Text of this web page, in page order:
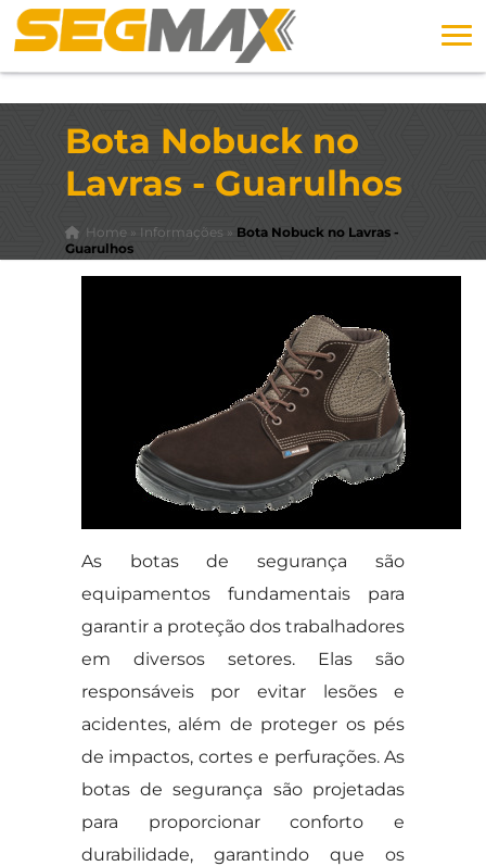
Bota Nobuck no
Lavras - Guarulhos
Home» Informações » Bota Nobuck no Lavras -
Guarulhos
As botas de segurança são
equipamentos fundamentais para
garantir a proteção dos trabalhadores
em diversos setores. Elas são
responsáveis por evitar lesões e
acidentes, além de proteger os pés
de impactos, cortes e perfurações. As
botas de segurança são projetadas
para proporcionar conforto e
durabilidade, garantindo que os